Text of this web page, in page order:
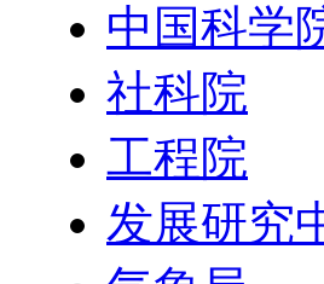
中国科学
社科院
工程院
发展研究